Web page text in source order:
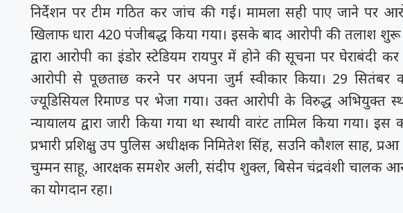
निर्देशन पर टीम गठित कर जांच की गई। मामला सही पाए जाने पर
खिलाफ धारा 420 पंजीबद्ध किया गया। इसके बाद आरोपी की तलाश
द्वारा आरोपी का इंडोर स्टेडियम रायपुर में होने की सूचना पर घेराबंदी कर
आरोपी से पूछताछ करने पर अपना जुर्म स्वीकार किया। 29 सितंबर
ज्यूडिसियल रिमाण्ड पर भेजा गया। उक्त आरोपी के विरुद्ध अभियुक्त
न्यायालय द्वारा जारी किया गया था स्थायी वारंट तामिल किया गया। इस
प्रभारी प्रशिक्षु उप पुलिस अधीक्षक निमितेश सिंह, सउनि कौशल साह, प्रआ
चुम्मन साहू, आरक्षक समशेर अली, संदीप शुक्ल, बिसेन चंद्रवंशी चालक
का योगदान रहा।